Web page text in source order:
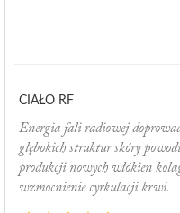
CIAŁO RF
Energia fali radiowej
głębokich struktur skóry
produkcji nowych włókien
wzmocnienie cyrkulacji krwi.